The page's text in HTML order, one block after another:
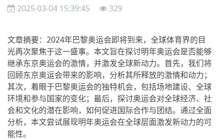
2025-03-04 15:39:45 329
文章摘要：2024年巴黎奥运会即将到来，全球体育界的目
光再次聚焦于这一盛事。本文旨在探讨明年奥运会是否能够
继承东京奥运会的激情，并激发全球新动力。首先，我们将
回顾东京奥运会带来的影响，分析其所释放的激情和动力；
其次，着眼于巴黎奥运会的独特机会，包括场地建设、全球
环境和参与国家的变化；最后，探讨奥运会对全球经济、社
会和文化的潜在影响，如何促进国际合作与团结。通过全面
分析，本文尝试展现明年奥运会在全球层面激发新动力的可
能性。